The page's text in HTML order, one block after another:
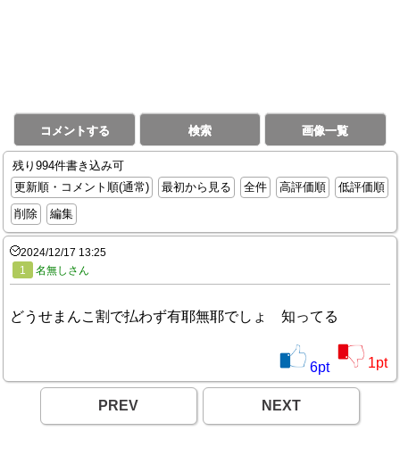
コメントする 検索 画像一覧
残り994件書き込み可
更新順・コメント順(通常)
最初から見る 全件 高評価順
低評価順
削除
編集
2024/12/17 13:25
1
名無しさん
どうせまんこ割で払わず有耶無耶でしょ 知ってる
6pt 1pt
PREV NEXT